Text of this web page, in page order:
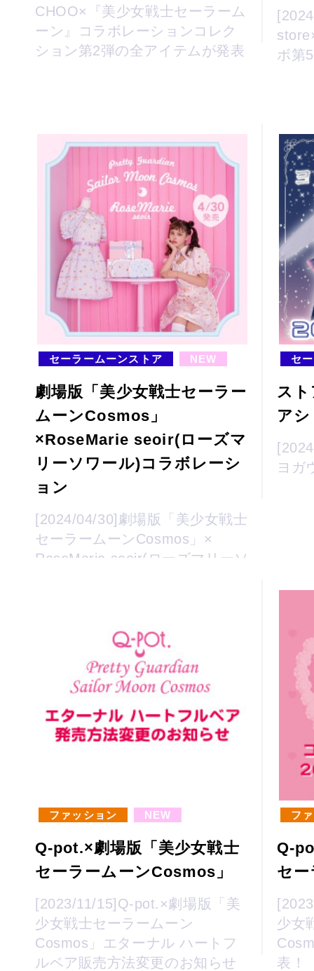
CHOO×『美少女戦士セーラーム
ーン』コラボレーションコレク
ション第2弾の全アイテムが発表
ボ第
セーラームーンストア NEW
劇場版「美少女戦士セーラー
ムーンCosmos」
×RoseMarie seoir(ローズマ
リーソワール)コラボレーシ
ョン
[2024/04/30]劇場版「美少女戦士
セーラームーンCosmos」×
RoseMarie seoir(ローズマリーソ
セ
ス
ア
ヨガ
ファッション NEW
Q-pot.×劇場版「美少女戦士
セーラームーンCosmos」
[2023/11/15]Q-pot.×劇場版「美
少女戦士セーラームーン
Cosmos」エターナル ハートフ
ルベア販売方法変更のお知らせ
フ
Q-
セ
少女
表！